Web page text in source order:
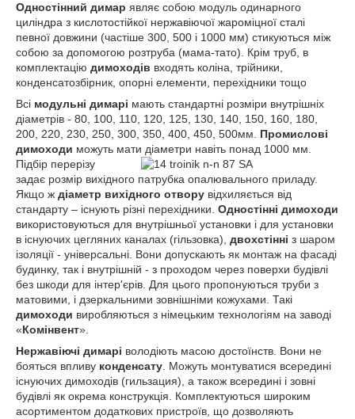
Одностінний димар являє собою модуль одинарного
циліндра з кислотостійкої нержавіючої жароміцної сталі
певної довжини (частіше 300, 500 і 1000 мм) стикуються між
собою за допомогою розтруба (мама-тато). Крім труб, в
комплектацію димоходів входять коліна, трійники,
конденсатозбірник, опорні елементи, перехідники тощо
Всі модульні димарі мають стандартні розміри внутрішніх
діаметрів - 80, 100, 110, 120, 125, 130, 140, 150, 160, 180,
200, 220, 230, 250, 300, 350, 400, 450, 500мм. Промислові
димоходи можуть мати діаметри навіть понад 1000 мм.
Підбір перерізу
задає розмір вихідного патрубка опалювального приладу.
Якщо ж діаметр вихідного отвору відхиляється від
стандарту – існують різні перехідники. Одностінні димоходи
використовуються для внутрішньої установки і для установки
в існуючих цегляних каналах (гільзовка), двохстінні з шаром
ізоляції - універсальні. Вони допускають як монтаж на фасаді
будинку, так і внутрішній - з проходом через поверхи будівлі
без шкоди для інтер'єрів. Для цього пропонуються труби з
матовими, і дзеркальними зовнішніми кожухами. Такі
димоходи виробляються з німецьким технологіям на заводі
«Комінвент».
Нержавіючі димарі володіють масою достоїнств. Вони не
бояться впливу конденсату . Можуть монтуватися всередині
існуючих димоходів (гильзация), а також всередині і зовні
будівлі як окрема конструкція. Комплектуються широким
асортиментом додаткових пристроїв, що дозволяють